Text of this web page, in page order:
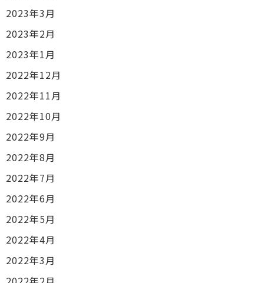
2023年3月
2023年2月
2023年1月
2022年12月
2022年11月
2022年10月
2022年9月
2022年8月
2022年7月
2022年6月
2022年5月
2022年4月
2022年3月